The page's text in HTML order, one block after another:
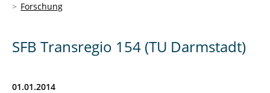
Forschung
SFB Transregio 154 (TU Darmstadt)
01.01.2014